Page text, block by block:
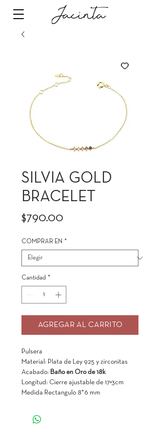
SILVIA GOLD
BRACELET
$790.00
COMPRAR EN *
Cantidad *
AGREGAR AL CARRITO
Pulsera
Material: Plata de Ley 925 y zirconitas
Acabado: Baño en Oro de 18k
Longitud: Cierre ajustable de 17+3cm
Medida Rectangulo 8*6 mm